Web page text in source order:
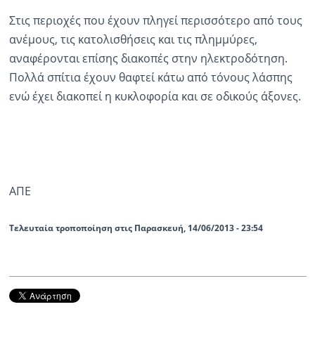
Πολιτισμός
Στις περιοχές που έχουν πληγεί περισσότερο από τους
ανέμους, τις κατολισθήσεις και τις πλημμύρες,
αναφέρονται επίσης διακοπές στην ηλεκτροδότηση.
Πολλά σπίτια έχουν θαφτεί κάτω από τόνους λάσπης
ενώ έχει διακοπεί η κυκλοφορία και σε οδικούς άξονες.
ΑΠΕ
Τελευταία τροποποίηση στις Παρασκευή, 14/06/2013 - 23:54